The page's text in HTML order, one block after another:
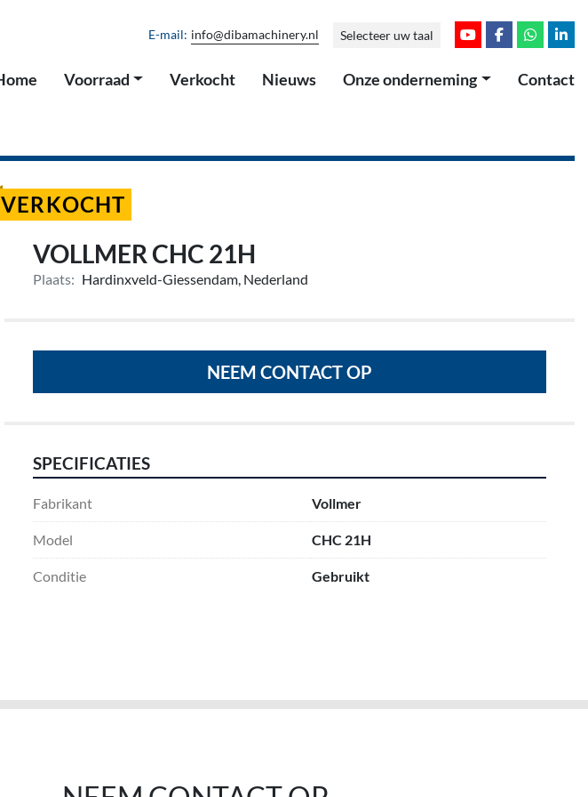
E-mail: info@dibamachinery.nl Selecteer uw taal
youtubefacebook
Home Voorraad Verkocht Nieuws Onze onderneming Contact
VERKOCHT
VOLLMER CHC 21H
Plaats: Hardinxveld-Giessendam, Nederland
NEEM CONTACT OP
SPECIFICATIES
Fabrikant Vollmer
Model CHC 21H
Conditie Gebruikt